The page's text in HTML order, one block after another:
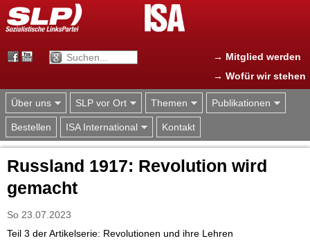
Jump to navigation
→ Mitglied werden
→ Wofür wir stehen
Über uns SLP vor Ort Themen Publikationen
Bestellen ISA International Kontakt
Russland 1917: Revolution wird
gemacht
So 23.07.2023
Teil 3 der Artikelserie: Revolutionen und ihre Lehren